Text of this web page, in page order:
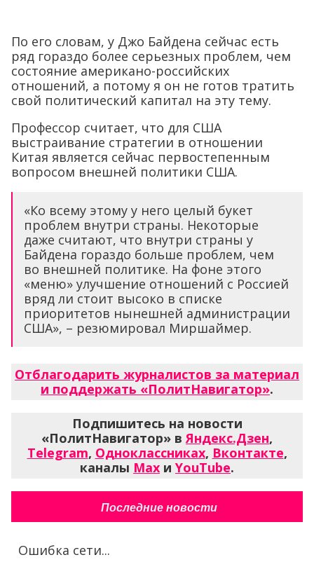
По его словам, у Джо Байдена сейчас есть
ряд гораздо более серьезных проблем, чем
состояние американо-российских
отношений, а потому я он не готов тратить
свой политический капитал на эту тему.
Профессор считает, что для США
выстраивание стратегии в отношении
Китая является сейчас первостепенным
вопросом внешней политики США.
«Ко всему этому у него целый букет
проблем внутри страны. Некоторые
даже считают, что внутри страны у
Байдена гораздо больше проблем, чем
во внешней политике. На фоне этого
«меню» улучшение отношений с Россией
вряд ли стоит высоко в списке
приоритетов нынешней администрации
США», – резюмировал Миршаймер.
Отблагодарить журналистов за материал
и поддержать «ПолитНавигатор».
Подпишитесь на новости
«ПолитНавигатор» вЯндекс.Дзен,
Telegram, Одноклассниках, Вконтакте,
каналы Max и YouTube.
Последние новости
Ошибка сети...